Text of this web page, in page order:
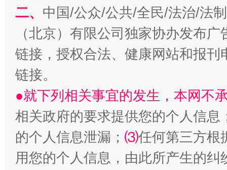
“刷贴”乱象丛生
二、 中国/公众/公共/全民/法治/法
（北京）有限公司独家协办发布
链接，授权合法、健康网站和报
链接。
●就下列相关事宜的发生，本网不
相关政府的要求提供您的个人信息
的个人信息泄漏； ⑶任何第三方根
用您的个人信息，由此所产生的纠